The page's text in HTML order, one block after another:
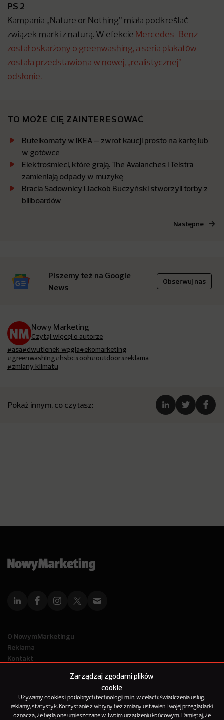
Zarządzaj zgodami plików
cookie
Używamy cookies i podobnych technologii m.in. w celach: świadczenia usług,
reklamy, statystyk. Korzystanie z witryny bez zmiany ustawień Twojej przeglądarki
oznacza, że będą one umieszczane w Twoim urządzeniu końcowym. Pamiętaj, że
PS 2
Kampania „Nature or Nothing” miała podkreślać
związek marki z naturą. W efekcie Mercedes-Benz
został oskarżony o greenwashing, a seria plakatów
została przedstawiona w nowej, „realistycznej”
odsłonie.
TO MOŻE CIĘ ZAINTERESOWAĆ
Butelkomaty w IKEA – zwrot kaucji prosto na kartę lub
w gotówce
Elektrośmieci, które grają. The Avalanches i Telstra
zamieniają odpady w muzykę
Bracia Sadownicy i Jackob Buczyński stworzyli torby z
billboardów
Następne
Piszemy też na Google
News
Obserwuj nas
Nowy Marketing
Czytaj więcej o autorze
#asa#dwutlenek węgla#ekomarketing
#greenwashing#hsbc#ooh#outdoor#reklama
#zmiany klimatu
Pokaż innym, co czytasz:
O NowymMarketingu
Reklama
Kontakt